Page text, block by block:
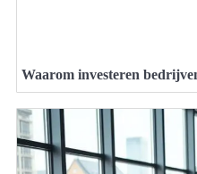
Waarom investeren